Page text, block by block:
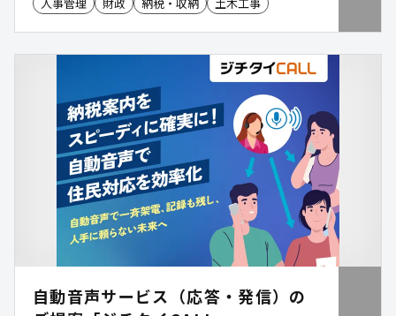
自動音声サービス（応答・発信）の